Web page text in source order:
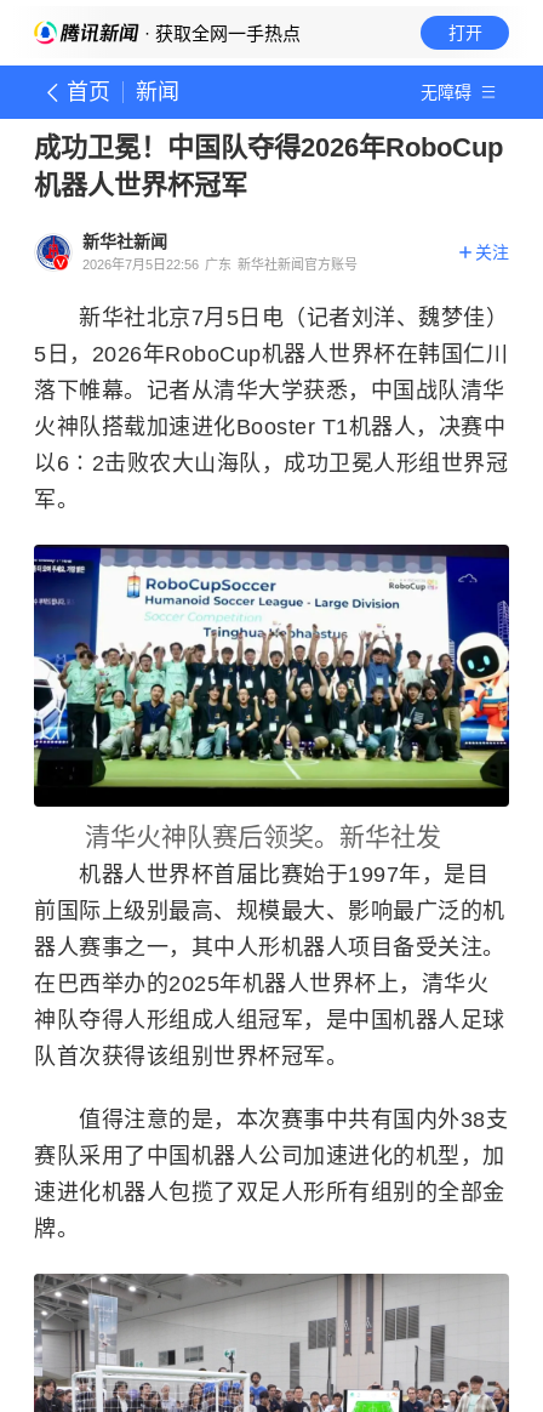
· 获取全网一手热点 打开
首页 新闻 无障碍
成功卫冕！中国队夺得2026年RoboCup
机器人世界杯冠军
新华社新闻
2026年7月5日22:56 广东 新华社新闻官方账号
关注
新华社北京7月5日电（记者刘洋、魏梦佳）
5日，2026年RoboCup机器人世界杯在韩国仁川
落下帷幕。记者从清华大学获悉，中国战队清华
火神队搭载加速进化Booster T1机器人，决赛中
以6∶2击败农大山海队，成功卫冕人形组世界冠
军。
清华火神队赛后领奖。新华社发
机器人世界杯首届比赛始于1997年，是目
前国际上级别最高、规模最大、影响最广泛的机
器人赛事之一，其中人形机器人项目备受关注。
在巴西举办的2025年机器人世界杯上，清华火
神队夺得人形组成人组冠军，是中国机器人足球
队首次获得该组别世界杯冠军。
值得注意的是，本次赛事中共有国内外38支
赛队采用了中国机器人公司加速进化的机型，加
速进化机器人包揽了双足人形所有组别的全部金
牌。